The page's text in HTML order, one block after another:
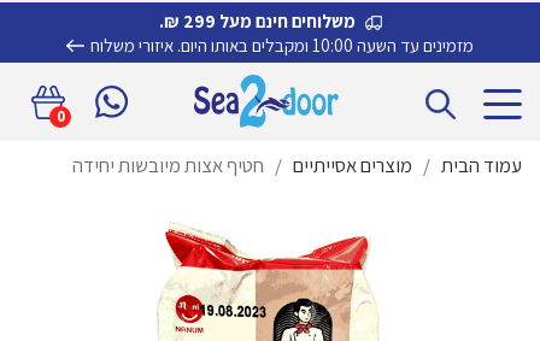
משלוחים חינם מעל 299 ₪.
מזמינים עד השעה 10:00 ומקבלים באותו היום.
איזורי משלוח
דלג
לניווט
לדלג
לתוכן
0
עמוד הבית / מוצרים אסייתיים / חטיף אצות מיובשות יחידה